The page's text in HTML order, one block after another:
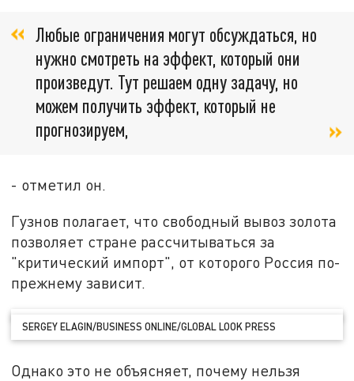
Любые ограничения могут обсуждаться, но
нужно смотреть на эффект, который они
произведут. Тут решаем одну задачу, но
можем получить эффект, который не
прогнозируем,
- отметил он.
Гузнов полагает, что свободный вывоз золота
позволяет стране рассчитываться за
"критический импорт", от которого Россия по-
прежнему зависит.
SERGEY ELAGIN/BUSINESS ONLINE/GLOBAL LOOK PRESS
Однако это не объясняет, почему нельзя